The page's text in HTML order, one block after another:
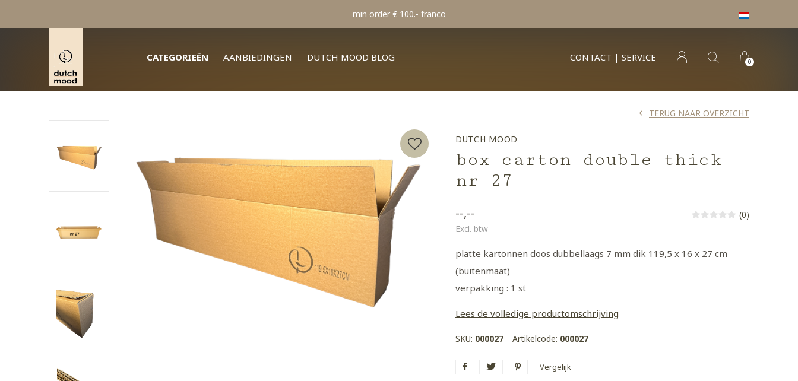
CATEGORIEËN AANBIEDINGEN DUTCH MOOD BLOG CONTACT | SERVICE 0
min order € 100.- franco
DUTCH MOOD
box carton double thick
nr 27
TERUG NAAR OVERZICHT
--,--
Excl. btw
(0)
platte kartonnen doos dubbellaags 7 mm dik 119,5 x 16 x 27 cm
(buitenmaat)
verpakking : 1 st
Lees de volledige productomschrijving
SKU: 000027 Artikelcode: 000027
Vergelijk